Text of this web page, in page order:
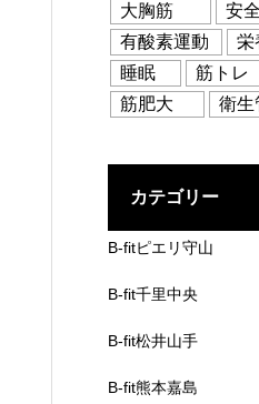
大胸筋
安全
有酸素運動
栄
睡眠
筋トレ
筋肥大
衛生
カテゴリー
B-fitピエリ守山
B-fit千里中央
B-fit松井山手
B-fit熊本嘉島